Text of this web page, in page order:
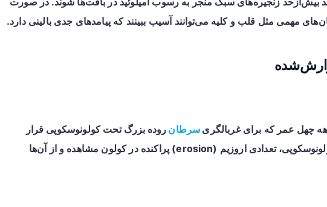
مهمی مثل قلب و کلیه می‌توانند آسیب ببینند که پیامدهای جدی بالینی دارد.
چهل عمر که برایغربالگری سرطان روده بزرگ تحت کولونوسکوپی قرار
گرفت. در حین انجام کولونوسکوپی، تعدادی اروزیم (erosion) پراکنده در کولون مشاهده و از آن‌ها